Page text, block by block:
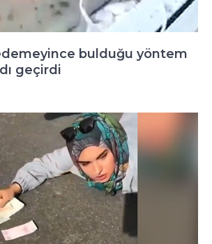
bulduğu yöntem
geçirdi